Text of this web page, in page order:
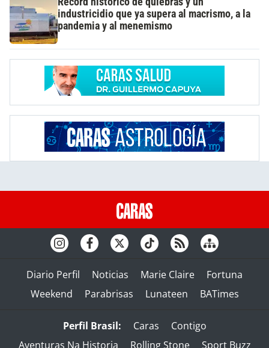
industricidio que ya supera al macrismo, a la
pandemia y al menemismo
Diario Perfil Noticias Marie Claire
Fortuna
Weekend
Parabrisas Lunateen BATimes
Perfil Brasil: Caras
Contigo
Aventuras Na Historia
Rolling Stone Sport Buzz